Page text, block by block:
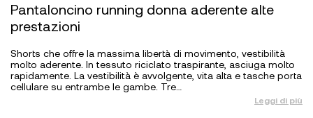
Pantaloncino running donna aderente alte
prestazioni
Shorts che offre la massima libertà di movimento, vestibilità
molto aderente. In tessuto riciclato traspirante, asciuga molto
rapidamente. La vestibilità è avvolgente, vita alta e tasche porta
cellulare su entrambe le gambe. Tre…
Leggi di più